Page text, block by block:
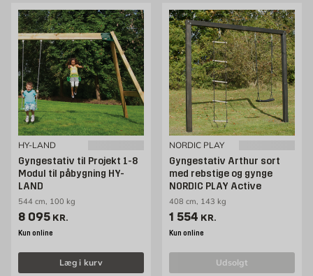
HY-LAND
Gyngestativ til Projekt 1-8
Modul til påbygning HY-
LAND
544 cm, 100 kg
Pris 8095 kr. /stk
8 095 KR.
Kun online
Læg i kurv
NORDIC PLAY
Gyngestativ Arthur sort
med rebstige og gynge
NORDIC PLAY Active
408 cm, 143 kg
Pris 1554 kr. /stk
1 554 KR.
Kun online
udsolgt